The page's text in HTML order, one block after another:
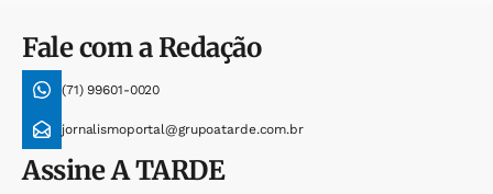
Fale com a Redação
(71) 99601-0020
jornalismoportal@grupoatarde.com.br
AssineA TARDE